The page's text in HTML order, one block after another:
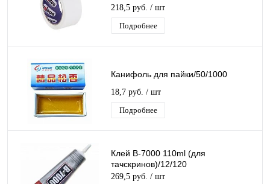
лента скотч 48мм х 66м, 45 мкм
218,5 руб. / шт
Подробнее
Канифоль для пайки/50/1000
18,7 руб. / шт
Подробнее
Клей B-7000 110ml (для
тачскринов)/12/120
269,5 руб. / шт